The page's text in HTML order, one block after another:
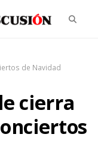
de Navidad
cierra